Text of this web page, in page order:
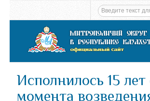
Исполнилось 15 лет
момента